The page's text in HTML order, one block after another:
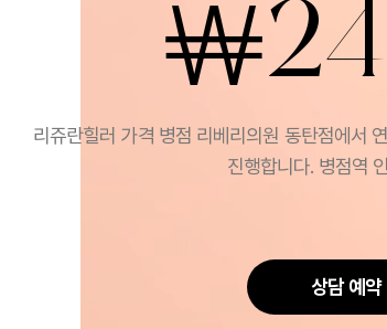
￦
리쥬란힐러 가격 병점 리베리의원 동탄점에서
진행합니다. 병점역
상담 예약